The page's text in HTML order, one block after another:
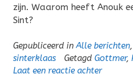
zijn. Waarom heeft Anouk
Sint?
Gepubliceerd inAlle berichten,
sinterklaas
Getagd Gottmer,
Laat een reactie achter